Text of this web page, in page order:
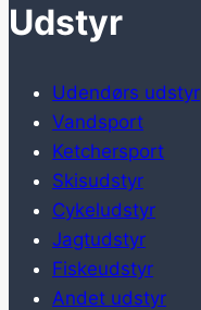
Udstyr
Udendørs udstyr
Vandsport
Ketchersport
Skisudstyr
Cykeludstyr
Jagtudstyr
Fiskeudstyr
Andet udstyr